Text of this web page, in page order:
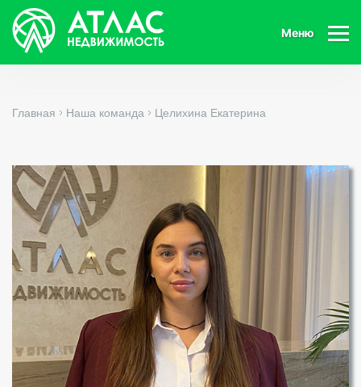
Меню
Главная Наша команда Целихина Екатерина